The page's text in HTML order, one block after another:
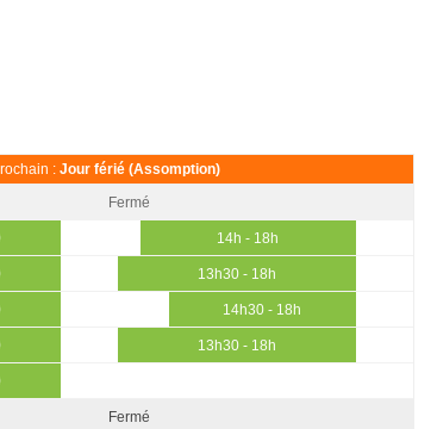
: Jour férié (Assomption)
Fermé
14h - 18h
13h30 - 18h
14h30 - 18h
13h30 - 18h
Fermé